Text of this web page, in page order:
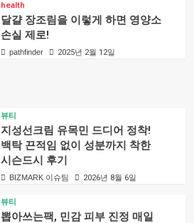
health
달걀 장조림을 이렇게 하면 영양소
손실 제로!
pathfinder 2025년 2월 12일
뷰티
지성선크림 유목민 드디어 정착!
백탁 끈적임 없이 성분까지 착한
시슨드시 후기
BIZMARK 이슈팀 2026년 8월 6일
뷰티
뽑아쓰는팩, 민감 피부 진정 매일